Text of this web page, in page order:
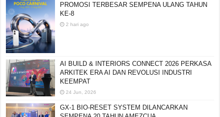
PROMOSI TERBESAR SEMPENA ULANG TAHUN
KE-8
2 hari ago
AI BUILD & INTERIORS CONNECT 2026 PERKASA
ARKITEK ERA AI DAN REVOLUSI INDUSTRI
KEEMPAT
24 Jun, 2026
GX-1 BIO-RESET SYSTEM DILANCARKAN